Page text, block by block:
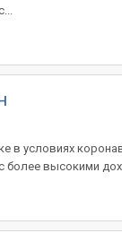
условиях
более высокими